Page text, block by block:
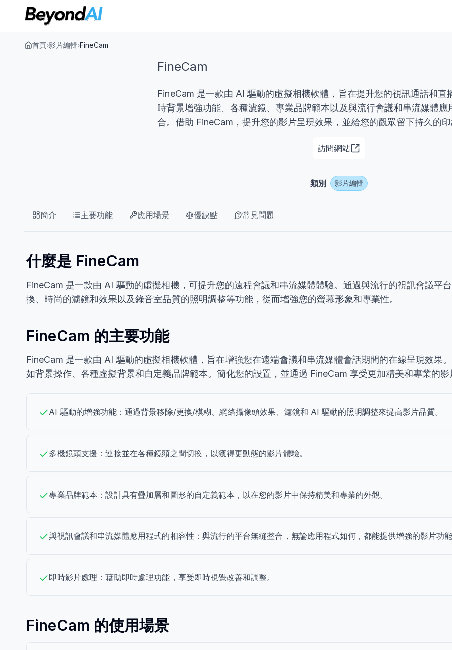
首頁›影片編輯›FineCam
FineCam
FineCam 是一款由 AI 驅動的虛擬相機軟體，旨在提升您的視訊通話和直
時背景增強功能、各種濾鏡、專業品牌範本以及與流行會議和串流媒體應
合。借助 FineCam，提升您的影片呈現效果，並給您的觀眾留下持久的
訪問網站
類別 影片編輯
簡介 主要功能 應用場景 優缺點 常見問題
什麼是 FineCam
FineCam 是一款由 AI 驅動的虛擬相機，可提升您的遠程會議和串流媒體體驗。通過與流行的視訊會議平
換、時尚的濾鏡和效果以及錄音室品質的照明調整等功能，從而增強您的螢幕形象和專業性。
FineCam 的主要功能
FineCam 是一款由 AI 驅動的虛擬相機軟體，旨在增強您在遠端會議和串流媒體會話期間的在線呈現效果
如背景操作、各種虛擬背景和自定義品牌範本。簡化您的設置，並通過 FineCam 享受更加精美和專業的
AI 驅動的增強功能：通過背景移除/更換/模糊、網絡攝像頭效果、濾鏡和 AI 驅動的照明調整來提高影片品質。
多機鏡頭支援：連接並在各種鏡頭之間切換，以獲得更動態的影片體驗。
專業品牌範本：設計具有疊加層和圖形的自定義範本，以在您的影片中保持精美和專業的外觀。
與視訊會議和串流媒體應用程式的相容性：與流行的平台無縫整合，無論應用程式如何，都能提供增強的影片功
即時影片處理：藉助即時處理功能，享受即時視覺改善和調整。
FineCam 的使用場景